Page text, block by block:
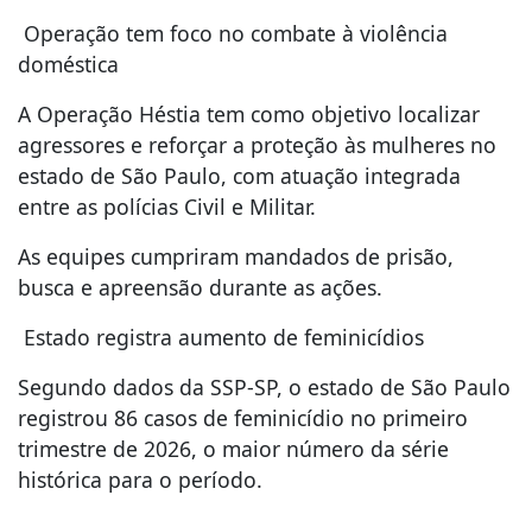
Operação tem foco no combate à violência
doméstica
A Operação Héstia tem como objetivo localizar
agressores e reforçar a proteção às mulheres no
estado de São Paulo, com atuação integrada
entre as polícias Civil e Militar.
As equipes cumpriram mandados de prisão,
busca e apreensão durante as ações.
Estado registra aumento de feminicídios
Segundo dados da SSP-SP, o estado de São Paulo
registrou 86 casos de feminicídio no primeiro
trimestre de 2026, o maior número da série
histórica para o período.